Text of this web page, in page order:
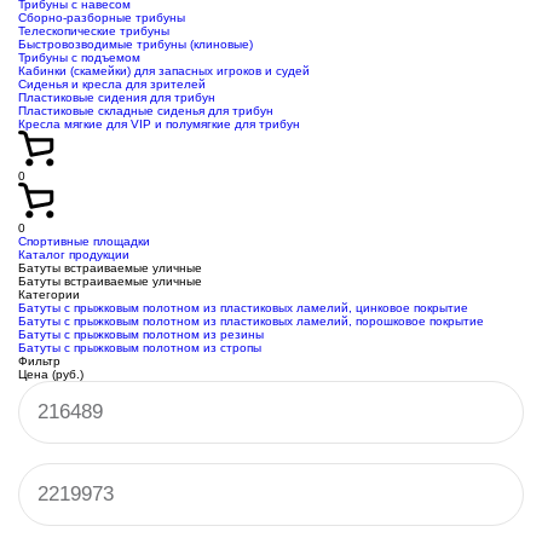
Трибуны с навесом
Сборно-разборные трибуны
Телескопические трибуны
Быстровозводимые трибуны (клиновые)
Трибуны с подъемом
Кабинки (скамейки) для запасных игроков и судей
Сиденья и кресла для зрителей
Пластиковые сидения для трибун
Пластиковые складные сиденья для трибун
Кресла мягкие для VIP и полумягкие для трибун
0
0
Спортивные площадки
Каталог продукции
Батуты встраиваемые уличные
Батуты встраиваемые уличные
Категории
Батуты с прыжковым полотном из пластиковых ламелий, цинковое покрытие
Батуты с прыжковым полотном из пластиковых ламелий, порошковое покрытие
Батуты с прыжковым полотном из резины
Батуты с прыжковым полотном из стропы
Фильтр
Цена (руб.)